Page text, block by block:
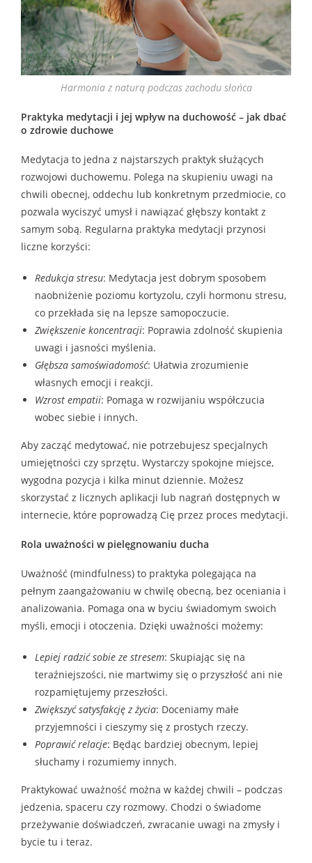
Harmonia z naturą podczas zachodu słońca
Praktyka medytacji i jej wpływ na duchowość – jak dbać
o zdrowie duchowe
Medytacja to jedna z najstarszych praktyk służących
rozwojowi duchowemu. Polega na skupieniu uwagi na
chwili obecnej, oddechu lub konkretnym przedmiocie, co
pozwala wyciszyć umysł i nawiązać głębszy kontakt z
samym sobą. Regularna praktyka medytacji przynosi
liczne korzyści:
Redukcja stresu: Medytacja jest dobrym sposobem
naobniżenie poziomu kortyzolu, czyli hormonu stresu,
co przekłada się na lepsze samopoczucie.
Zwiększenie koncentracji: Poprawia zdolność skupienia
uwagi i jasności myślenia.
Głębsza samoświadomość: Ułatwia zrozumienie
własnych emocji i reakcji.
Wzrost empatii: Pomaga w rozwijaniu współczucia
wobec siebie i innych.
Aby zacząć medytować, nie potrzebujesz specjalnych
umiejętności czy sprzętu. Wystarczy spokojne miejsce,
wygodna pozycja i kilka minut dziennie. Możesz
skorzystać z licznych aplikacji lub nagrań dostępnych w
internecie, które poprowadzą Cię przez proces medytacji.
Rola uważności w pielęgnowaniu ducha
Uważność (mindfulness) to praktyka polegająca na
pełnym zaangażowaniu w chwilę obecną, bez oceniania i
analizowania. Pomaga ona w byciu świadomym swoich
myśli, emocji i otoczenia. Dzięki uważności możemy:
Lepiej radzić sobie ze stresem: Skupiając się na
teraźniejszości, nie martwimy się o przyszłość ani nie
rozpamiętujemy przeszłości.
Zwiększyć satysfakcję z życia: Doceniamy małe
przyjemności i cieszymy się z prostych rzeczy.
Poprawić relacje: Będąc bardziej obecnym, lepiej
słuchamy i rozumiemy innych.
Praktykować uważność można w każdej chwili – podczas
jedzenia, spaceru czy rozmowy. Chodzi o świadome
przeżywanie doświadczeń, zwracanie uwagi na zmysły i
bycie tu i teraz.